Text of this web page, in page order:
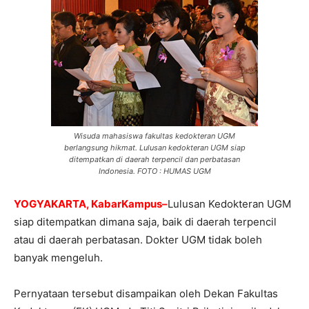
Wisuda mahasiswa fakultas kedokteran UGM
berlangsung hikmat. Lulusan kedokteran UGM siap
ditempatkan di daerah terpencil dan perbatasan
Indonesia. FOTO : HUMAS UGM
YOGYAKARTA, KabarKampus–Lulusan Kedokteran UGM
siap ditempatkan dimana saja, baik di daerah terpencil
atau di daerah perbatasan. Dokter UGM tidak boleh
banyak mengeluh.
Pernyataan tersebut disampaikan oleh Dekan Fakultas